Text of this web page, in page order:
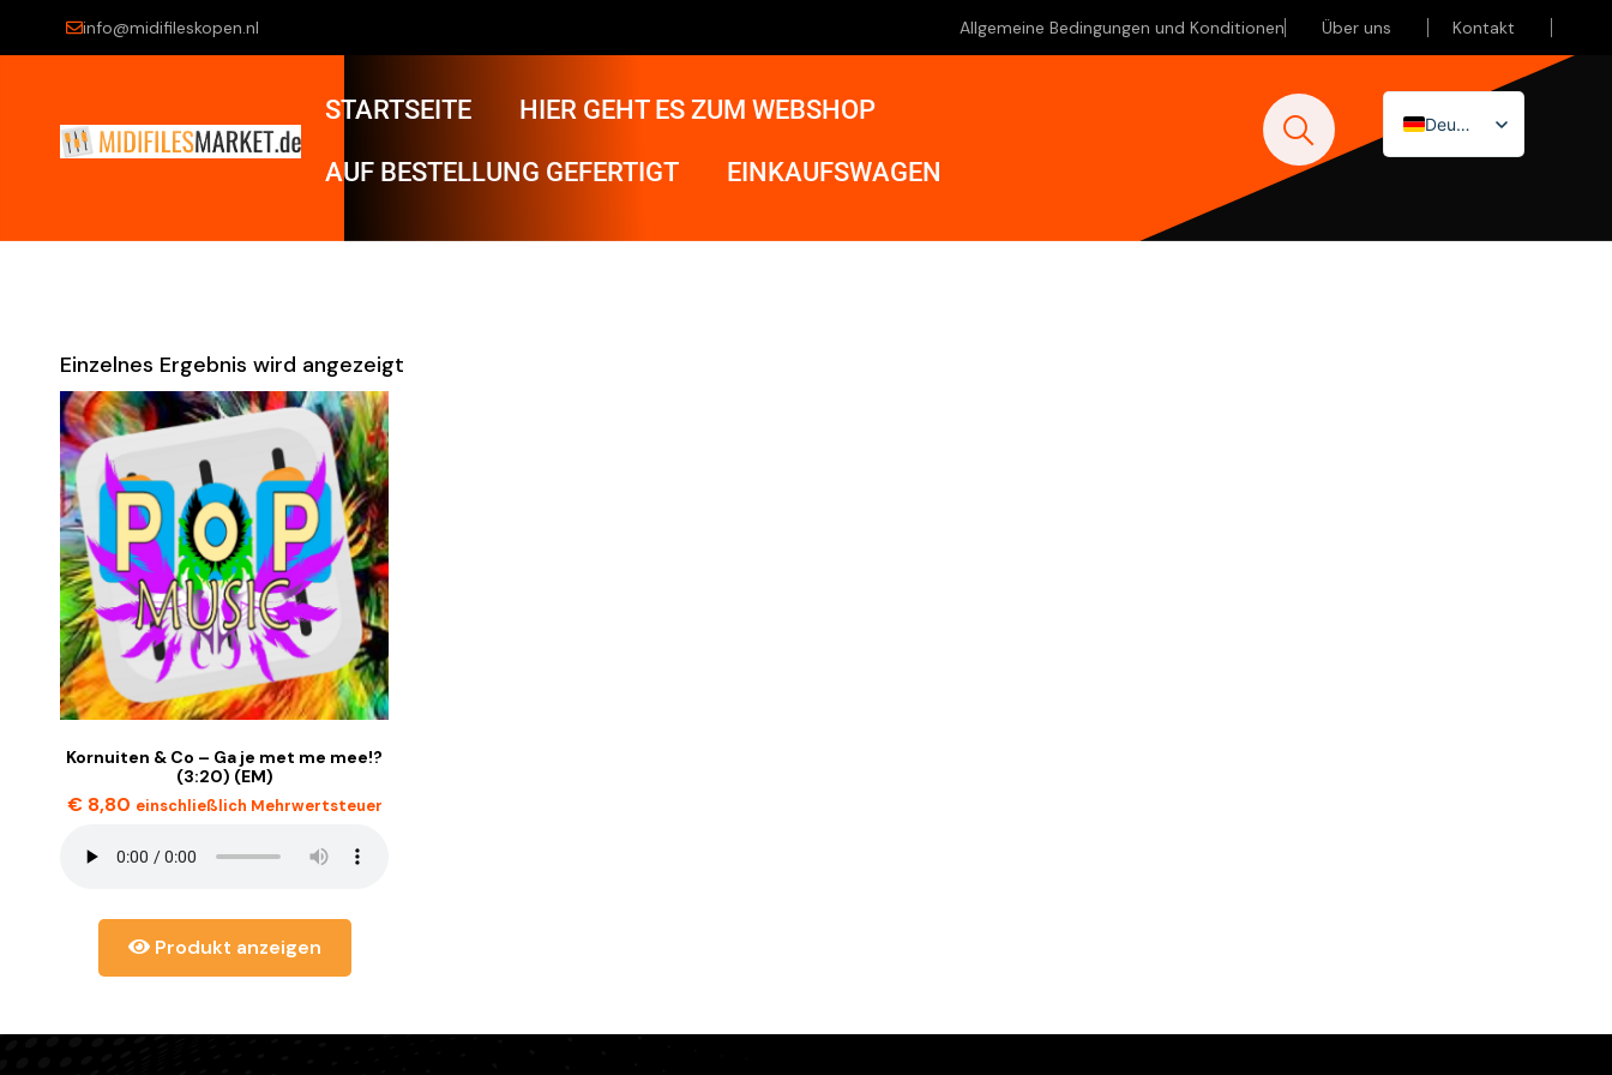
info@midifileskopen.nl Allgemeine Bedingungen und Konditionen Über uns Kontakt
STARTSEITE HIER GEHT ES ZUM WEBSHOP
AUF BESTELLUNG GEFERTIGT EINKAUFSWAGEN
Deutsch
Nederlands
Einzelnes Ergebnis wird angezeigt
Kornuiten & Co – Ga je met me mee!?
(3:20) (EM)
€8,80 einschließlich Mehrwertsteuer
Produkt anzeigen